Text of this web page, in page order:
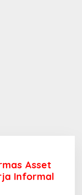
Asset
Informal